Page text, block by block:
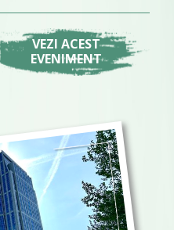
VEZI ACEST
EVENIMENT